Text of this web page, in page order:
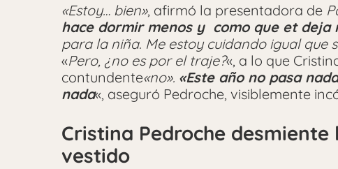
«Estoy… bien», afirmó la presentadora de
hace dormir menos y como que et deja
para la niña. Me estoy cuidando igual que
«Pero, ¿no es por el traje?«, a lo que
contundente«no». «Este año no pasa
nada«, aseguró Pedroche, visiblemente
Cristina Pedroche
vestido